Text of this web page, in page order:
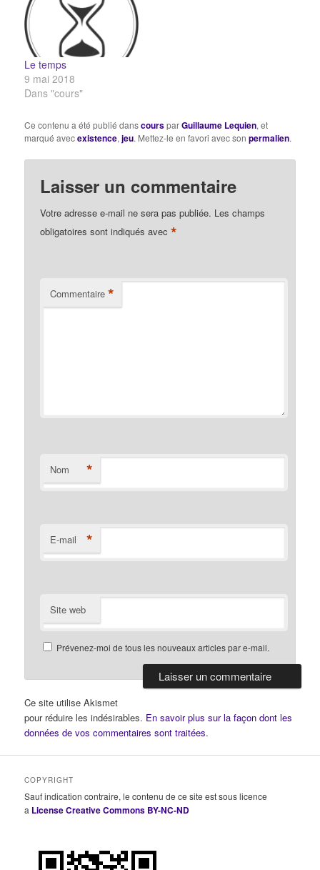
Le temps
9 mai 2018
Dans "cours"
Ce contenu a été publié danscoursparGuillaume Lequien, et
marqué avecexistence,jeu. Mettez-le en favori avec sonpermalien.
Laisser un commentaire
Votre adresse e-mail ne sera pas publiée. Les champs
obligatoires sont indiqués avec*
Commentaire *
Nom *
E-mail *
Site web
Prévenez-moi de tous les nouveaux articles par e-mail.
Ce site utilise Akismet
pour réduire les indésirables. En savoir plus sur la façon dont les
données de vos commentaires sont traitées.
COPYRIGHT
Sauf indication contraire, le contenu de ce site est sous licence
a License Creative Commons BY-NC-ND